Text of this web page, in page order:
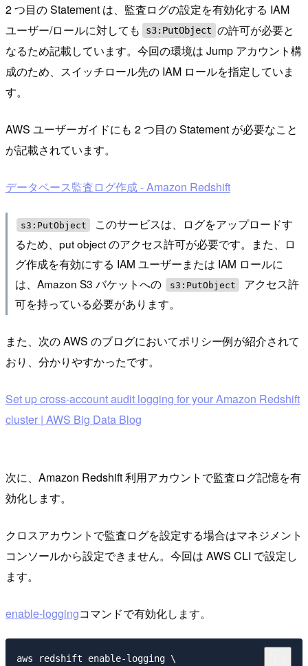
2 つ目の Statement は、監査ログの設定を有効化する IAM
ユーザー/ロールに対しても
s3:PutObject の許可が必要と
なるため記載しています。今回の環境は Jump アカウント構
成のため、スイッチロール先の IAM ロールを指定していま
す。
AWS ユーザーガイドにも 2 つ目の Statement が必要なこと
が記載されています。
データベース監査ログ作成 - Amazon Redshift
s3:PutObject
このサービスは、ログをアップロードす
るため、put object のアクセス許可が必要です。また、ロ
グ作成を有効にする IAM ユーザーまたは IAM ロールに
は、Amazon S3 バケットへの
s3:PutObject
アクセス許
可を持っている必要があります。
また、次の AWS のブログにおいてポリシー例が紹介されて
おり、分かりやすかったです。
Set up cross-account audit logging for your Amazon Redshift
cluster | AWS Big Data Blog
次に、Amazon Redshift 利用アカウントで監査ログ記憶を有
効化します。
クロスアカウントで監査ログを設定する場合はマネジメント
コンソールから設定できません。今回は AWS CLI で設定し
ます。
enable-loggingコマンドで有効化します。
aws redshift enable-logging \